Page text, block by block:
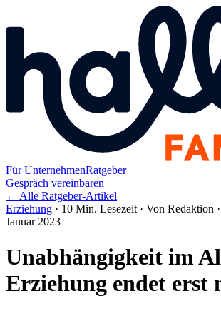
Für UnternehmenRatgeber
Gespräch vereinbaren
← Alle Ratgeber-Artikel
Erziehung · 10 Min. Lesezeit · Von Redaktion ·
Januar 2023
Unabhängigkeit im
Erziehung endet erst